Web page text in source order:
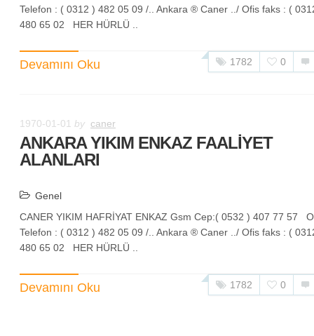
Telefon : ( 0312 ) 482 05 09 /.. Ankara ® Caner ../ Ofis faks : (
480 65 02 HER HÜRLÜ ..
Devamını Oku 1782 0
1970-01-01 by caner
ANKARA YIKIM ENKAZ FAALİYET
ALANLARI
Genel
CANER YIKIM HAFRİYAT ENKAZ Gsm Cep:( 0532 ) 407 77 57
Telefon : ( 0312 ) 482 05 09 /.. Ankara ® Caner ../ Ofis faks : (
480 65 02 HER HÜRLÜ ..
Devamını Oku 1782 0